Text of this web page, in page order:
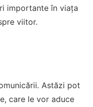
importante în viața
viitor.
Astăzi pot
care le vor aduce